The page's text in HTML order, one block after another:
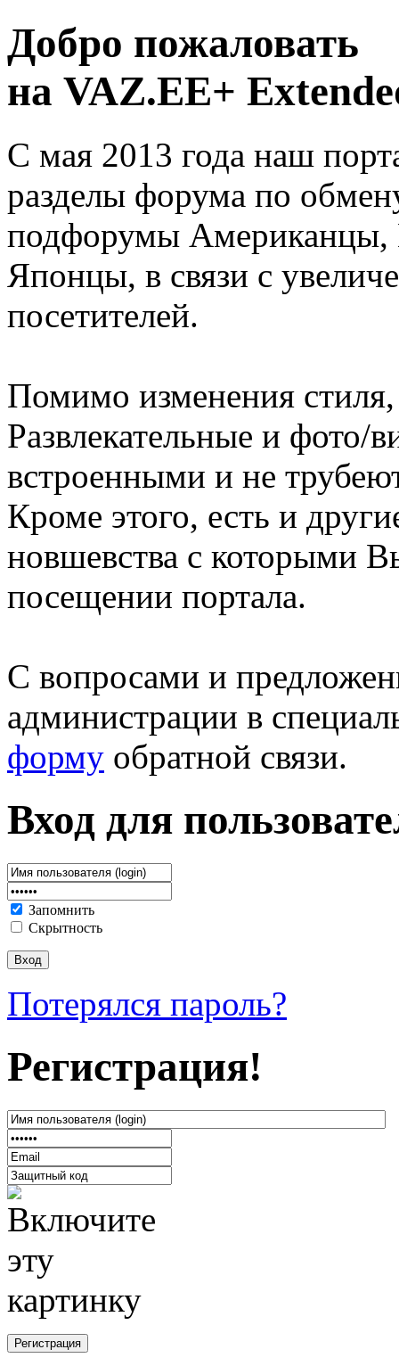
Добро пожаловать
на VAZ.EE+
С мая 2013 года наш
разделы форума по
подфорумы
Японцы, в связи с
посетителей.
Помимо изменения
Развлекательные и фото/
встроенными и не
Кроме этого, есть и
новшевства с которыми
посещении портала.
С вопросами и
администрации в
форму обратной связи.
Вход для
Запомнить
Скрытность
Потерялся пароль?
Регистрация!